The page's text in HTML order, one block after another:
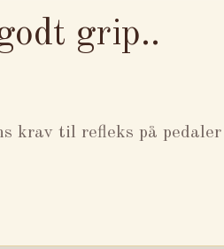
grip..
krav til refleks på pedaler